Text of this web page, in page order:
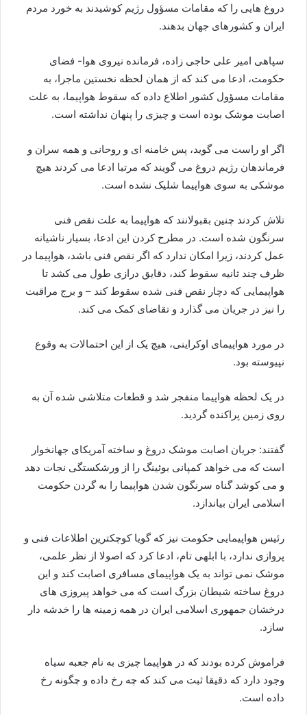
دروغ هایی را که مقامات مسؤول رژیم کوشیدند به خورد مردم
ایران و کشورهای جهان بدهند.
سپاهی امیر علی حاجی زاده، فرمانده نیروی هوا- فضای
حکومت، ادعا می کند که از همان لحظه نخستین ماجرا، به
مقامات مسؤول کشور اطلاع داده که سقوط هواپیما، به علت
اصابت موشک بوده است و چیزی را پنهان نداشته است.
اگر او راست می گوید، پس خامنه ای و روحانی و همه سران و
فرماندهان رژیم دروغ می گویند که مرتبا ادعا می کردند هیچ
موشکی به سوی هواپیما شلیک نشده است.
تلاش کردند چنین بقبولانند که هواپیما به علت نقص فنی
سرنگون شده است. در مطرح کردن این ادعا، بسیار ناشیانه
عمل کردند، زیرا امکان ندارد که اگر نقص فنی باشد، هواپیما در
ظرف چند ثانیه سقوط کند، دقایق درازی طول می کشد تا
هواپیمایی که دچار نقص فنی شده سقوط کند – و برج مراقبت
را نیز در جریان می گذارد و تقاضای کمک می کند.
در مورد هواپیمای اوکراینی، هیچ یک از این احتمالات به وقوع
نپیوسته بود.
در یک لحظه هواپیما منفجر شد و قطعات متلاشی شده آن به
روی زمین پراکنده گردید.
گفتند: جریان اصابت موشک دروغ و ساخته آمریکای جهانخوار
است که می خواهد کمپانی بوئینگ را از ورشکستگی نجات دهد
و می کوشد گناه سرنگون شدن هواپیما را به گردن حکومت
اسلامی ایران بیاندازد.
رئیس هواپیمایی حکومت نیز که گویا کوچکترین اطلاعات فنی و
پروازی ندارد، با ابلهی تام، ادعا کرد که اصولا از نظر علمی،
موشک نمی تواند به یک هواپیمای مسافری اصابت کند و این
دروغ ساخته شیطان بزرگ است که می خواهد پیروزی های
درخشان جمهوری اسلامی ایران در همه زمینه ها را خدشه دار
سازد.
فراموش کرده بودند که در هواپیما چیزی به نام جعبه سیاه
وجود دارد که دقیقا ثبت می کند که چه رخ داده و چگونه رخ
داده است.